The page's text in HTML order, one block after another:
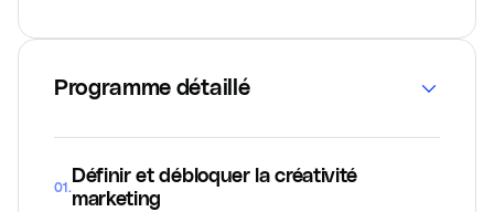
Programme détaillé
01 .
Définir et débloquer la créativité
marketing